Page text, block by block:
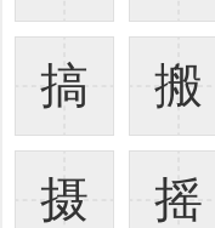
搞 搬
摄 摇